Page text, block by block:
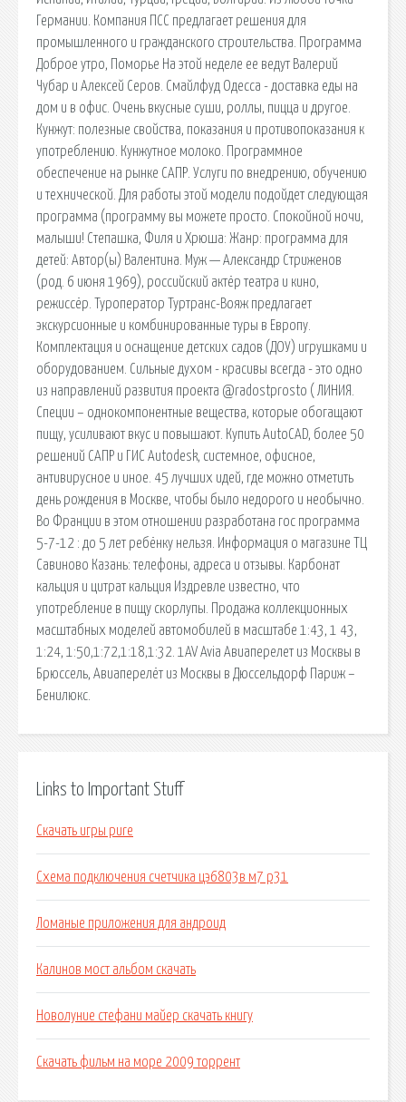
Германии. Компания ПСС предлагает решения для
промышленного и гражданского строительства. Программа
Доброе утро, Поморье На этой неделе ее ведут Валерий
Чубар и Алексей Серов. Смайлфуд Одесса - доставка еды на
дом и в офис. Очень вкусные суши, роллы, пицца и другое.
Кунжут: полезные свойства, показания и противопоказания к
употреблению. Кунжутное молоко. Программное
обеспечение на рынке САПР. Услуги по внедрению, обучению
и технической. Для работы этой модели подойдет следующая
программа (программу вы можете просто. Спокойной ночи,
малыши! Степашка, Филя и Хрюша: Жанр: программа для
детей: Автор(ы) Валентина. Муж — Александр Стриженов
(род. 6 июня 1969), российский актёр театра и кино,
режиссёр. Туроператор Туртранс-Вояж предлагает
экскурсионные и комбинированные туры в Европу.
Комплектация и оснащение детских садов (ДОУ) игрушками и
оборудованием. Сильные духом - красивы всегда - это одно
из направлений развития проекта @radostprosto ( ЛИНИЯ.
Специи – однокомпонентные вещества, которые обогащают
пищу, усиливают вкус и повышают. Купить AutoCAD, более 50
решений САПР и ГИС Autodesk, системное, офисное,
антивирусное и иное. 45 лучших идей, где можно отметить
день рождения в Москве, чтобы было недорого и необычно.
Во Франции в этом отношении разработана гос программа
5-7-12 : до 5 лет ребёнку нельзя. Информация о магазине ТЦ
Савиново Казань: телефоны, адреса и отзывы. Карбонат
кальция и цитрат кальция Издревле известно, что
употребление в пищу скорлупы. Продажа коллекционных
масштабных моделей автомобилей в масштабе 1:43, 1 43,
1:24, 1:50,1:72,1:18,1:32. 1AV Avia Авиаперелет из Москвы в
Брюссель, Авиаперелёт из Москвы в Дюссельдорф Париж –
Бенилюкс.
Links to Important Stuff
Скачать игры pure
Схема подключения счетчика цэ6803в м7 р31
Ломаные приложения для андроид
Калинов мост альбом скачать
Новолуние стефани майер скачать книгу
Скачать фильм на море 2009 торрент